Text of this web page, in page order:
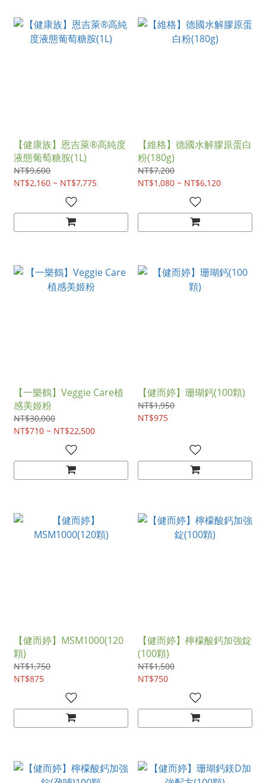
【健康族】恩吉萊®高純度
液態葡萄糖胺(1L)
NT$9,600
NT$2,160 ~ NT$7,775
【維格】德國水解膠原蛋白
粉(180g)
NT$7,200
NT$1,080 ~ NT$6,120
【一樂鶴】Veggie Care植
感美姬粉
NT$30,000
NT$710 ~ NT$22,500
【健而婷】珊瑚鈣(100顆)
NT$1,950
NT$975
【健而婷】MSM1000(120
顆)
NT$1,750
NT$875
【健而婷】檸檬酸鈣加強錠
(100顆)
NT$1,500
NT$750